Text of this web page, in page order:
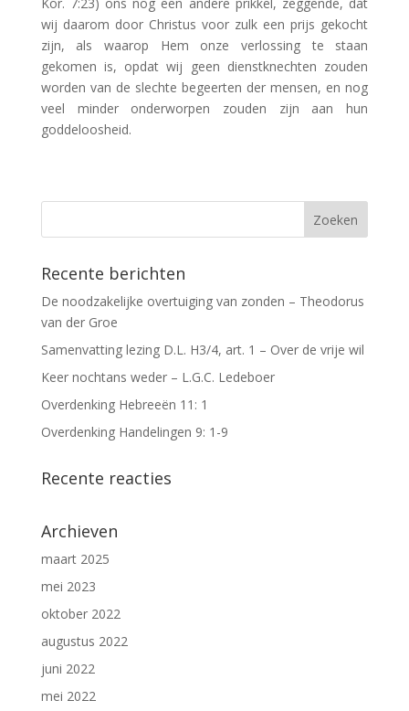
wij daarom door Christus voor zulk een prijs gekocht
zijn, als waarop Hem onze verlossing te staan
gekomen is, opdat wij geen dienstknechten zouden
worden van de slechte begeerten der mensen, en nog
veel minder onderworpen zouden zijn aan hun
goddeloosheid.
Recente berichten
De noodzakelijke overtuiging van zonden – Theodorus
van der Groe
Samenvatting lezing D.L. H3/4, art. 1 – Over de vrije wil
Keer nochtans weder – L.G.C. Ledeboer
Overdenking Hebreeën 11: 1
Overdenking Handelingen 9: 1-9
Recente reacties
Archieven
maart 2025
mei 2023
oktober 2022
augustus 2022
juni 2022
mei 2022